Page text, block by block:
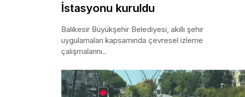
İstasyonu kuruldu
Balıkesir Büyükşehir Belediyesi, akıllı şehir
uygulamaları kapsamında çevresel izleme
çalışmalarını..